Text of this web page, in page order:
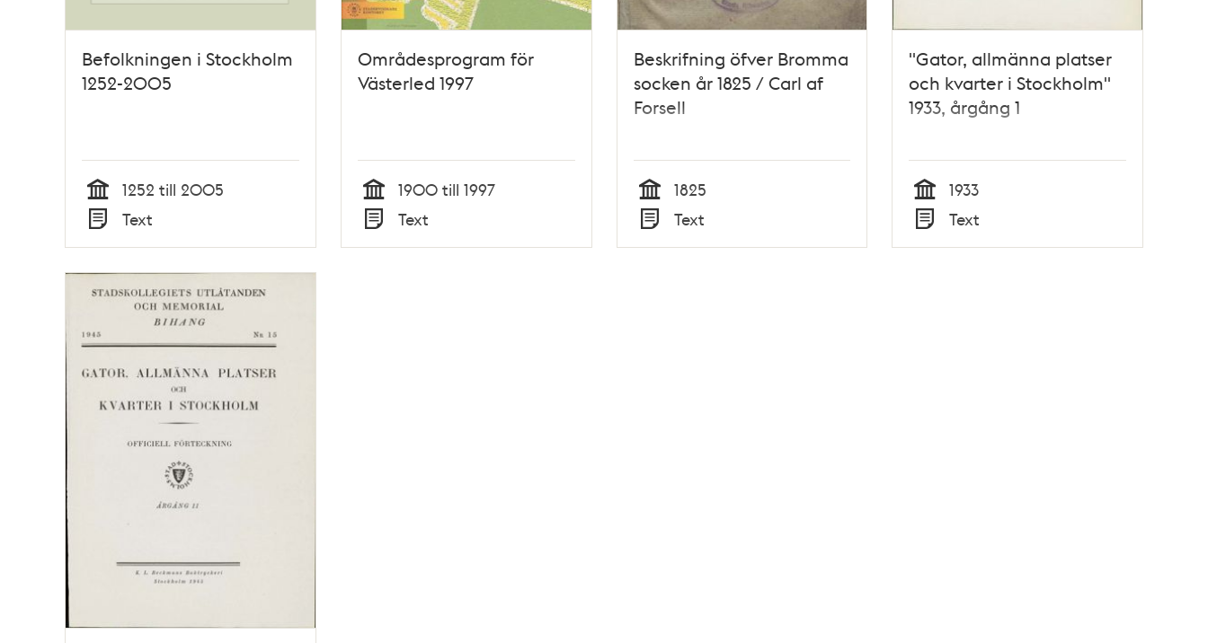
Befolkningen i Stockholm
1252-2005
Tid
1252 till 2005
Typ
Text
Områdesprogram för
Västerled 1997
Tid
1900 till 1997
Typ
Text
Beskrifning öfver Bromma
socken år 1825 / Carl af
Forsell
Tid
1825
Typ
Text
"Gator, allmänna platser
och kvarter i Stockholm"
1933, årgång 1
Tid
1933
Typ
Text